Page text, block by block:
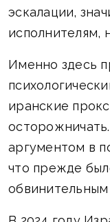
эскалации,
исполнителям,
Именно здесь
иранские
аргументом в
что прежде
обвинительным